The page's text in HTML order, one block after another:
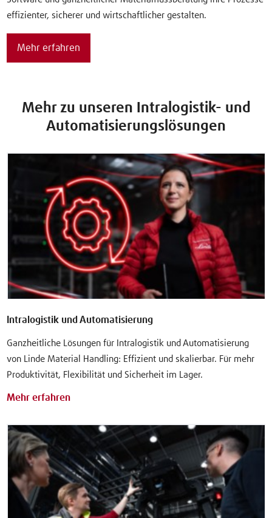
effizienter, sicherer und wirtschaftlicher gestalten.
Mehr erfahren
Mehr zu unseren Intralogistik- und
Automatisierungslösungen
Intralogistik und Automatisierung
Ganzheitliche Lösungen für Intralogistik und Automatisierung
von Linde Material Handling: Effizient und skalierbar. Für mehr
Produktivität, Flexibilität und Sicherheit im Lager.
Mehr erfahren